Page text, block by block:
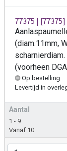
77375 |
(diam.11mm,
(voorheen
Op bestelling
Levertijd in
Aantal
1 - 9
Vanaf 10